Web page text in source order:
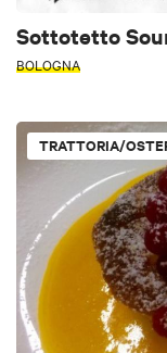
Sottotetto
BOLOGNA
TRATTORIA/